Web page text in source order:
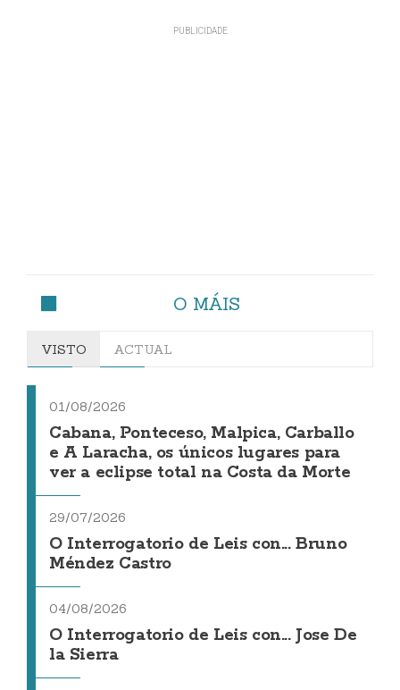
O MÁIS
VISTO ACTUAL
01/08/2026
Cabana, Ponteceso, Malpica, Carballo
e A Laracha, os únicos lugares para
ver a eclipse total na Costa da Morte
29/07/2026
O Interrogatorio de Leis con... Bruno
Méndez Castro
04/08/2026
O Interrogatorio de Leis con... Jose De
la Sierra